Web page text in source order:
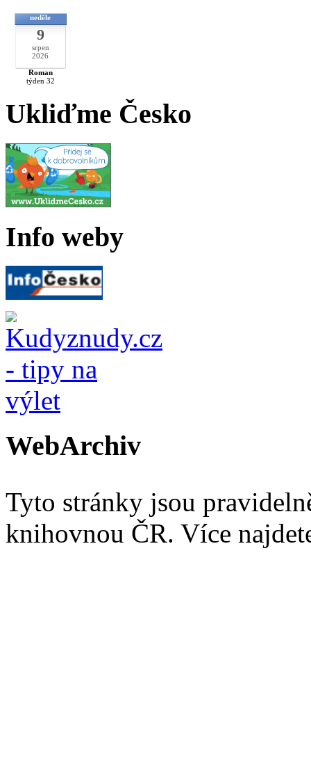
neděle
9
srpen
2026
Roman
týden 32
Ukliďme Česko
Info weby
WebArchiv
Tyto stránky jsou
knihovnou ČR. Více